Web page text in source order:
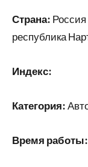
Страна:
республика
Индекс:
Категория:
Время работы: